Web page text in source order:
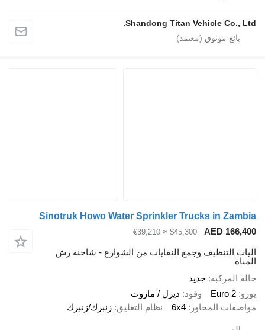
Shandong Titan Vehicle Co., Ltd.
Sinotruk Howo Water Sprinkler Trucks in Zambia
AED 166,400
$45,300
≈ €39,210
آليات التنظيف وجمع النفايات من الشوارع - شاحنة رش
المياه
حالة المركبة جديد
يورو Euro 2 وقود ديزل / مازوت
مواصفات المحاور
6x4 نظام التعليق زنبرك/زنبرك